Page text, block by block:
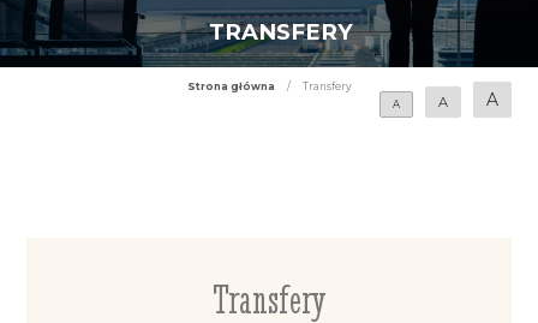
TRANSFERY
Strona główna /
Transfery
A
A A
Transfery